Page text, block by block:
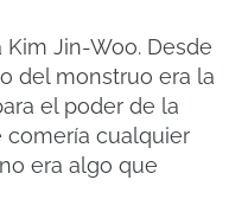
Jin-Woo. Desde
del monstruo era la
el poder de la
comería cualquier
era algo que